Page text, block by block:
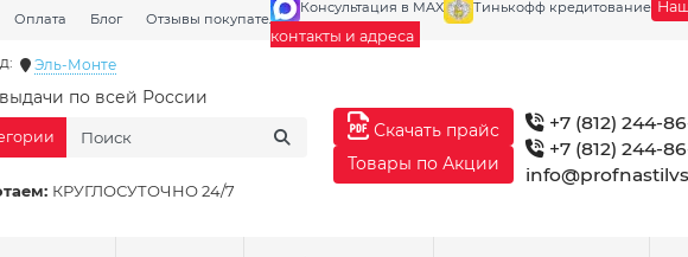
Оплата Блог Отзывы покупателей Галерея
Консультация в MAX Тинькофф кредитование
контакты и адреса
Эль-Монте
по всей России
КРУГЛОСУТОЧНО 24/7
Скачать прайс
Товары по Акции
+7 (812) 244-
+7 (812) 244-